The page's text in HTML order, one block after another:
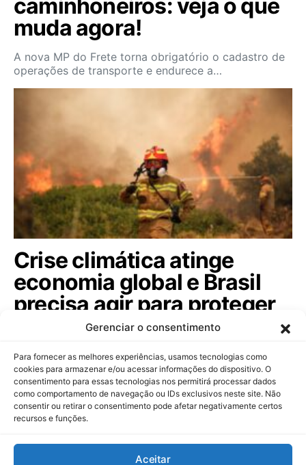
Gerenciar o consentimento
Para fornecer as melhores experiências, usamos tecnologias como
cookies para armazenar e/ou acessar informações do dispositivo. O
consentimento para essas tecnologias nos permitirá processar dados
como comportamento de navegação ou IDs exclusivos neste site. Não
consentir ou retirar o consentimento pode afetar negativamente certos
recursos e funções.
Aceitar
caminhoneiros: veja o que
muda agora!
A nova MP do Frete torna obrigatório o cadastro de
operações de transporte e endurece a…
Crise climática atinge
economia global e Brasil
precisa agir para proteger
seu agronegócio; veja
Ondas de calor extremo e secas históricas na Europa
acendem alerta sobre riscos…
Dinheiropédia